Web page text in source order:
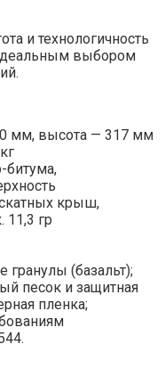
и технологичность
выбором
мм, высота — 317 мм
битума,
крыш,
11,3 гр
гранулы (базальт);
песок и защитная
пленка;